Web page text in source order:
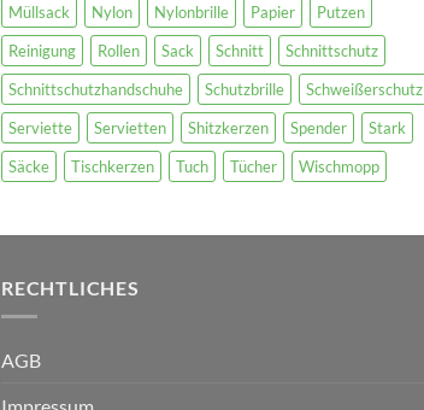
Müllsack
Nylon Nylonbrille Papier
Putzen
Reinigung
Rollen Sack Schnitt
Schnittschutz
Schnittschutzhandschuhe
Schutzbrille
Schweißerschutz
Serviette
Servietten Shitzkerzen Spender
Stark
Säcke
Tischkerzen Tuch Tücher Wischmopp
RECHTLICHES
AGB